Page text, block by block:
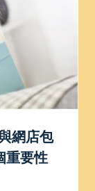
網店包
重要性